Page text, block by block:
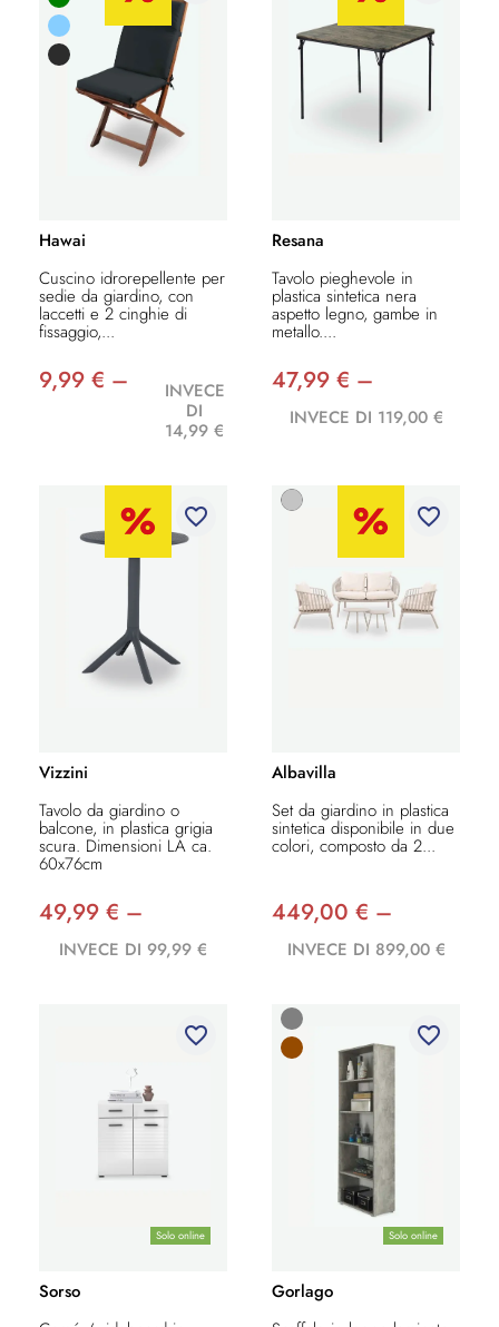
Hawai
Cuscino idrorepellente per
sedie da giardino, con
laccetti e 2 cinghie di
fissaggio,...
9,99 € –
INVECE
DI
14,99 €
Resana
Tavolo pieghevole in
plastica sintetica nera
aspetto legno, gambe in
metallo....
47,99 € –
INVECE DI 119,00 €
favorite_border
Vizzini
Tavolo da giardino o
balcone, in plastica grigia
scura. Dimensioni LA ca.
60x76cm
49,99 € –
INVECE DI 99,99 €
favorite_border
Albavilla
Set da giardino in plastica
sintetica disponibile in due
colori, composto da 2...
449,00 € –
INVECE DI 899,00 €
Solo online
favorite_border
Sorso
Solo online
favorite_border
Gorlago